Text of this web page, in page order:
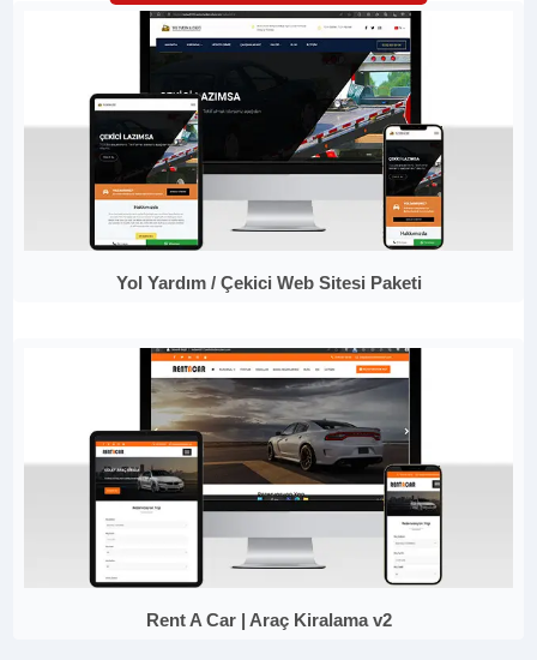
Yol Yardım / Çekici Web Sitesi Paketi
Rent A Car | Araç Kiralama v2